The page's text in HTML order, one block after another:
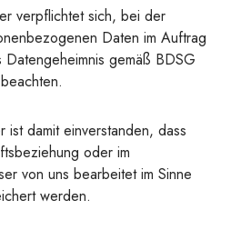
verpflichtet sich, bei der
Daten im Auftrag
gemäß BDSG
damit einverstanden, dass
oder im
von uns bearbeitet im Sinne
werden.